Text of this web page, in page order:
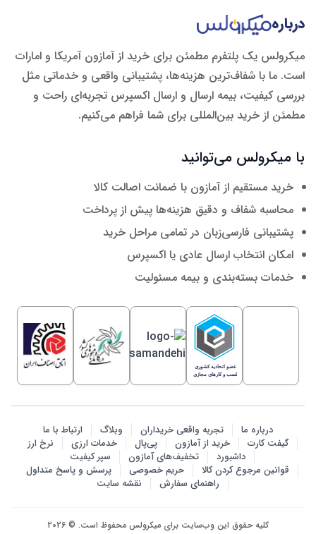
درباره
میکرولس یک پلتفرم مطمئن برای خرید از آمازون آمریکا و امارات
است. ما با شفاف‌ترین هزینه‌ها، پشتیبانی واقعی و خدماتی مثل
بررسی کیفیت، بیمه ارسال و ارسال اکسپرس تجربه‌ای راحت و
مطمئن از خرید بین‌المللی برای شما فراهم می‌کنیم.
با میکرولس می‌توانید
خرید مستقیم از آمازون با ضمانت اصالت کالا
محاسبه شفاف و دقیق هزینه‌ها پیش از پرداخت
پشتیبانی فارسی‌زبان در تمامی مراحل خرید
امکان انتخاب ارسال عادی یا اکسپرس
خدمات بسته‌بندی و بیمه مسئولیت
درباره ما تجربه واقعی خریداران وبلاگ
ارتباط با ما
گیفت کارت
خرید از آمازون پی‌پال خدمات ارزی
نرخ ارز
داشبورد
تخفیف‌های آمازون
سپر کیفیت
قوانین مرجوع کردن کالا
حریم خصوصی
پرسش‌ و پاسخ متداول
راهنمای سفارش
نقشه سایت
کلیه حقوق این وب‌سایت برای میکرولس محفوظ است. © 2026